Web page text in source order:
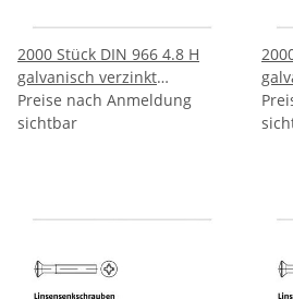
2000 Stück DIN 966 4.8 H
galvanisch verzinkt
Linsenkopfschrauben mit
Phillips Kreuzschlitz H
Preise nach Anmeldung
sichtbar